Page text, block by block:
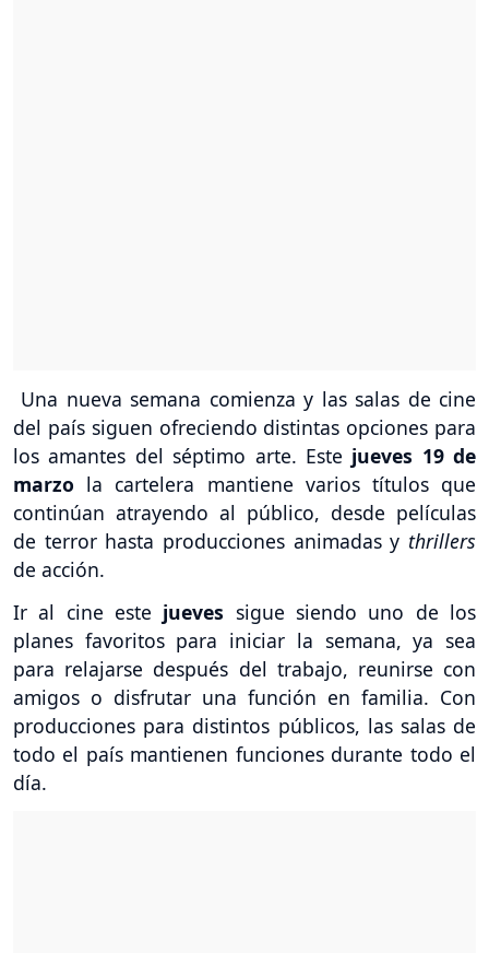
Una nueva semana comienza y las salas de cine
del país siguen ofreciendo distintas opciones para
los amantes del séptimo arte. Este jueves 19 de
marzo la cartelera mantiene varios títulos que
continúan atrayendo al público, desde películas
de terror hasta producciones animadas y thrillers
de acción.
Ir al cine este jueves sigue siendo uno de los
planes favoritos para iniciar la semana, ya sea
para relajarse después del trabajo, reunirse con
amigos o disfrutar una función en familia. Con
producciones para distintos públicos, las salas de
todo el país mantienen funciones durante todo el
día.